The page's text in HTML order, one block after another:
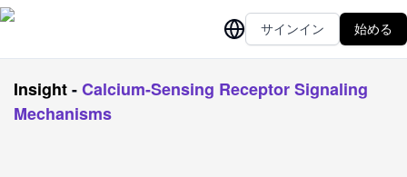
サインイン 始める
Insight-Calcium-Sensing Receptor Signaling
Mechanisms